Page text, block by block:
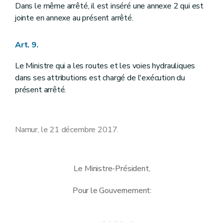
Dans le même arrêté, il est inséré une annexe 2 qui est
jointe en annexe au présent arrêté.
Art. 9.
Le Ministre qui a les routes et les voies hydrauliques
dans ses attributions est chargé de l'exécution du
présent arrêté.
Namur, le 21 décembre 2017.
Le Ministre-Président,
Pour le Gouvernement: